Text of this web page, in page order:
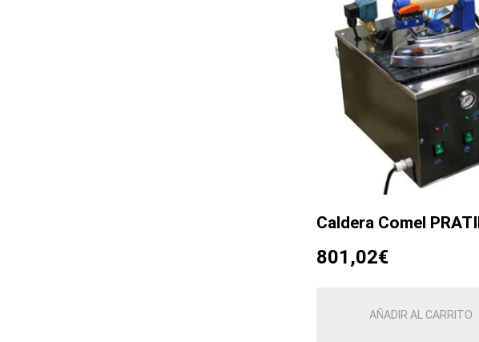
Caldera Comel
801,02€
AÑADIR AL CARRITO